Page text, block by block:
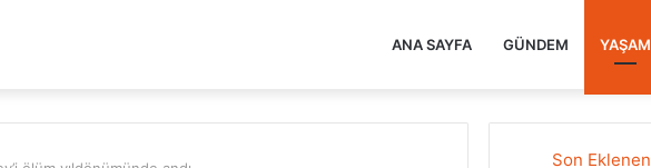
ANA SAYFA GÜNDEM YAŞAM
Son Eklenen